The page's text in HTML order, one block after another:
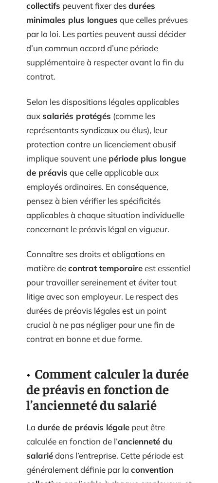
collectifs peuvent fixer desdurées
minimales plus longues que celles prévues
par la loi. Les parties peuvent aussi décider
d’un commun accord d’une période
supplémentaire à respecter avant la fin du
contrat.
Selon les dispositions légales applicables
auxsalariés protégés (comme les
représentants syndicaux ou élus), leur
protection contre un licenciement abusif
implique souvent une période plus longue
de préavis que celle applicable aux
employés ordinaires. En conséquence,
pensez à bien vérifier les spécificités
applicables à chaque situation individuelle
concernant le préavis légal en vigueur.
Connaître ses droits et obligations en
matière decontrat temporaireest essentiel
pour travailler sereinement et éviter tout
litige avec son employeur. Le respect des
durées de préavis légales est un point
crucial à ne pas négliger pour une fin de
contrat en bonne et due forme.
Comment calculer la durée
de préavis en fonction de
l’ancienneté du salarié
La durée de préavis légale peut être
calculée en fonction de l’ancienneté du
salariédans l’entreprise. Cette période est
généralement définie par la convention